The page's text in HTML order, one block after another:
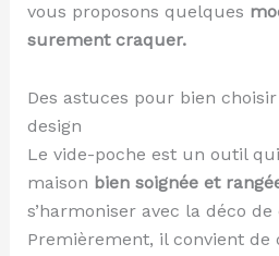
vous proposons quelques
surement craquer.
Des astuces pour bien
design
Le vide-poche est un outil
maison bien soignée et
s’harmoniser avec la déco
Premièrement, il convient de